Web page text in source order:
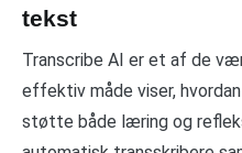
tekst
Transcribe AI er et af de
effektiv måde viser,
støtte både læring og